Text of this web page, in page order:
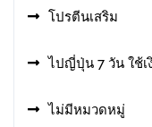
โปรตีนเสริม
ไปญี่ปุ่น 7 วัน ใช้เ
ไม่มีหมวดหมู่